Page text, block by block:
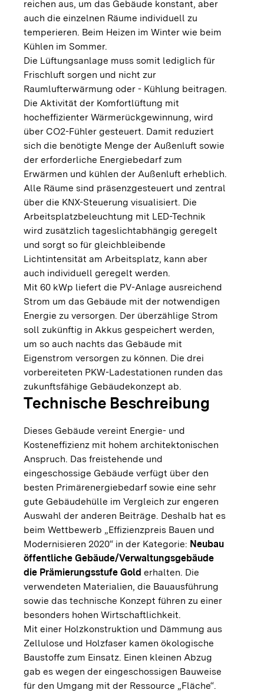
reichen aus, um das Gebäude konstant, aber
auch die einzelnen Räume individuell zu
temperieren. Beim Heizen im Winter wie beim
Kühlen im Sommer.
Die Lüftungsanlage muss somit lediglich für
Frischluft sorgen und nicht zur
Raumlufterwärmung oder - Kühlung beitragen.
Die Aktivität der Komfortlüftung mit
hocheffizienter Wärmerückgewinnung, wird
über CO2-Fühler gesteuert. Damit reduziert
sich die benötigte Menge der Außenluft sowie
der erforderliche Energiebedarf zum
Erwärmen und kühlen der Außenluft erheblich.
Alle Räume sind präsenzgesteuert und zentral
über die KNX-Steuerung visualisiert. Die
Arbeitsplatzbeleuchtung mit LED-Technik
wird zusätzlich tageslichtabhängig geregelt
und sorgt so für gleichbleibende
Lichtintensität am Arbeitsplatz, kann aber
auch individuell geregelt werden.
Mit 60 kWp liefert die PV-Anlage ausreichend
Strom um das Gebäude mit der notwendigen
Energie zu versorgen. Der überzählige Strom
soll zukünftig in Akkus gespeichert werden,
um so auch nachts das Gebäude mit
Eigenstrom versorgen zu können. Die drei
vorbereiteten PKW-Ladestationen runden das
zukunftsfähige Gebäudekonzept ab.
Technische Beschreibung
Dieses Gebäude vereint Energie- und
Kosteneffizienz mit hohem architektonischen
Anspruch. Das freistehende und
eingeschossige Gebäude verfügt über den
besten Primärenergiebedarf sowie eine sehr
gute Gebäudehülle im Vergleich zur engeren
Auswahl der anderen Beiträge. Deshalb hat es
beim Wettbewerb „Effizienzpreis Bauen und
Modernisieren 2020“ in der Kategorie: Neubau
öffentliche Gebäude/Verwaltungsgebäude
die Prämierungsstufe Gold erhalten. Die
verwendeten Materialien, die Bauausführung
sowie das technische Konzept führen zu einer
besonders hohen Wirtschaftlichkeit.
Mit einer Holzkonstruktion und Dämmung aus
Zellulose und Holzfaser kamen ökologische
Baustoffe zum Einsatz. Einen kleinen Abzug
gab es wegen der eingeschossigen Bauweise
für den Umgang mit der Ressource „Fläche“.